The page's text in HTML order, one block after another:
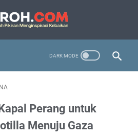
Perang untuk
Menuju Gaza